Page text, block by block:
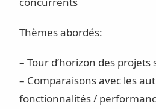
Thèmes abordés:
– Tour d’horizon des projets
– Comparaisons avec les
fonctionnalités /